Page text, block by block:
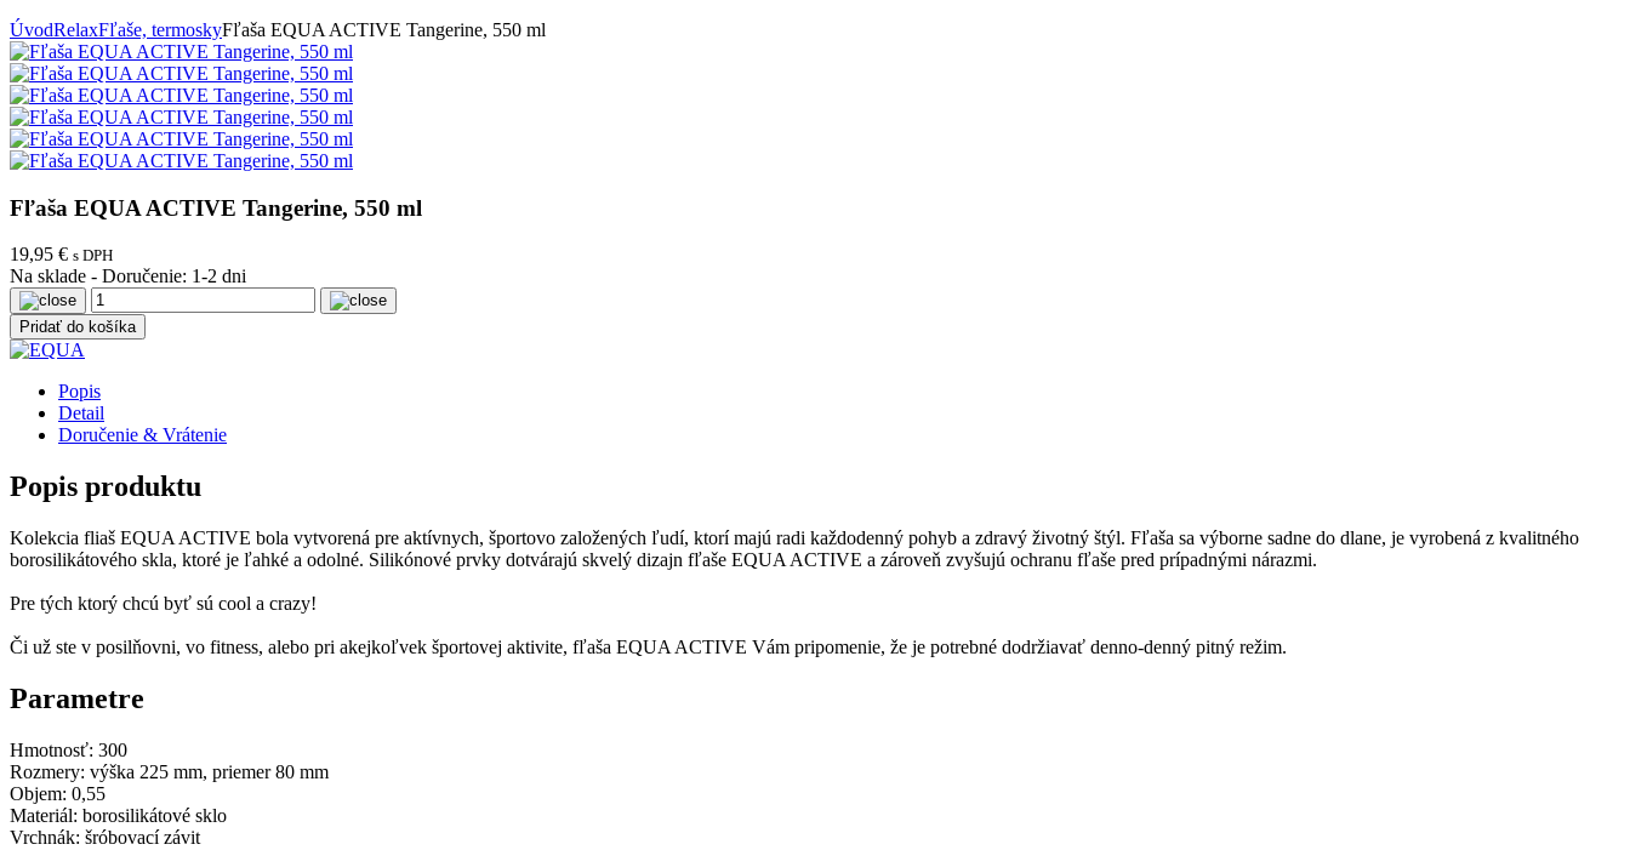
ÚvodRelaxFľaše, termoskyFľaša EQUA ACTIVE Tangerine, 550 ml
Fľaša EQUA ACTIVE Tangerine, 550 ml
19,95 € s DPH
Na sklade - Doručenie: 1-2 dni
Pridať do košíka
Popis
Detail
Doručenie & Vrátenie
Popis produktu
Kolekcia fliaš EQUA ACTIVE bola vytvorená pre aktívnych, športovo založených ľudí, ktorí majú radi každodenný pohyb a zdravý životný štýl. Fľaša sa výborne sadne do dlane, je vyrobená z kvalitného
borosilikátového skla, ktoré je ľahké a odolné. Silikónové prvky dotvárajú skvelý dizajn fľaše EQUA ACTIVE a zároveň zvyšujú ochranu fľaše pred prípadnými nárazmi.
Pre tých ktorý chcú byť sú cool a crazy!
Či už ste v posilňovni, vo fitness, alebo pri akejkoľvek športovej aktivite, fľaša EQUA ACTIVE Vám pripomenie, že je potrebné dodržiavať denno-denný pitný režim.
Parametre
Hmotnosť: 300
Rozmery: výška 225 mm, priemer 80 mm
Objem: 0,55
Materiál: borosilikátové sklo
Vrchnák: šróbovací závit